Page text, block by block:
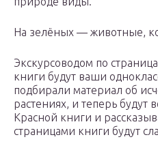
На зелёных — животные,
Экскурсоводом по
книги будут ваши
подбирали материал об
растениях, и теперь будут
Красной книги и
страницами книги будут